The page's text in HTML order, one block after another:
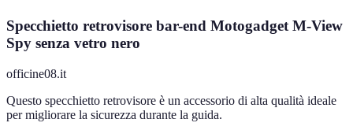
Specchietto retrovisore bar-end Motogadget M-View
Spy senza vetro nero
officine08.it
Questo specchietto retrovisore è un accessorio di alta qualità ideale
per migliorare la sicurezza durante la guida.